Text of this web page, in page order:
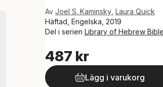
Av Joel S. Kaminsky Laura Quick
Häftad, Engelska, 2019
Del i serien Library of Hebrew
487 kr
Lägg i varukorg